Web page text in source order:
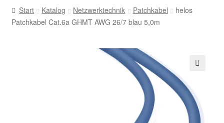
Start Katalog Netzwerktechnik Patchkabel
helos
Patchkabel Cat.6a GHMT AWG 26/7 blau 5,0m